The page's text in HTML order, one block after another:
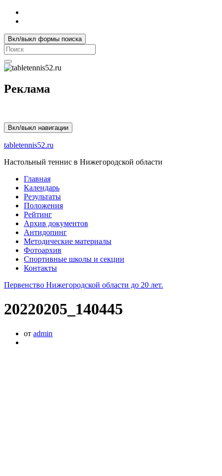
Вкл/выкл формы поиска
Search
for:
Реклама
Вкл/выкл навигации
tabletennis52.ru
Настольный теннис в Нижегородской области
Главная
Календарь
Результаты
Положения
Рейтинг
Архив документов
Антидопинг
Методические материалы
Фотоархив
Спортивные школы и секции
Контакты
Первенство Нижегородской области до 20 лет.
20220205_140445
от admin